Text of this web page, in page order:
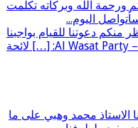
ورحمة الله وبركاته تكلمت
اليوم...
منكم دعوتنا للقيام بواجبنا
الوطني, في لقاء الحوار الوطني – Al Wasat Party: […] لائحة
محمد وهبي على ما